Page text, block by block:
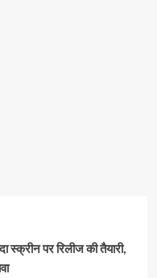
स्क्रीन पर रिलीज की तैयारी,